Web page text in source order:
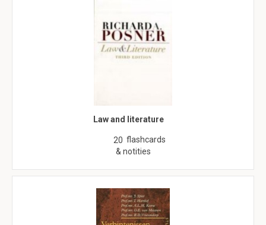
Law and literature
20 flashcards
& notities